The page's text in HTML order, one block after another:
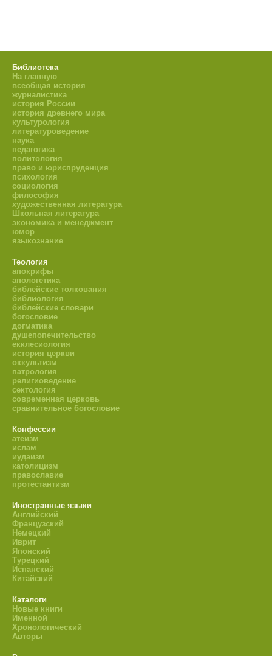
Библиотека
На главную
всеобщая история
журналистика
история России
история древнего мира
культурология
литературоведение
наука
педагогика
политология
право и юриспруденция
психология
социология
философия
художественная литература
Школьная литература
экономика и менеджмент
юмор
языкознание
Теология
апокрифы
апологетика
библейские толкования
библиология
библейские словари
богословие
догматика
душепопечительство
екклесиология
история церкви
оккультизм
патрология
религиоведение
сектология
современная церковь
сравнительное богословие
Конфессии
атеизм
ислам
иудаизм
католицизм
православие
протестантизм
Иностранные языки
Английский
Французский
Немецкий
Иврит
Японский
Турецкий
Испанский
Китайский
Каталоги
Новые книги
Именной
Хронологический
Авторы